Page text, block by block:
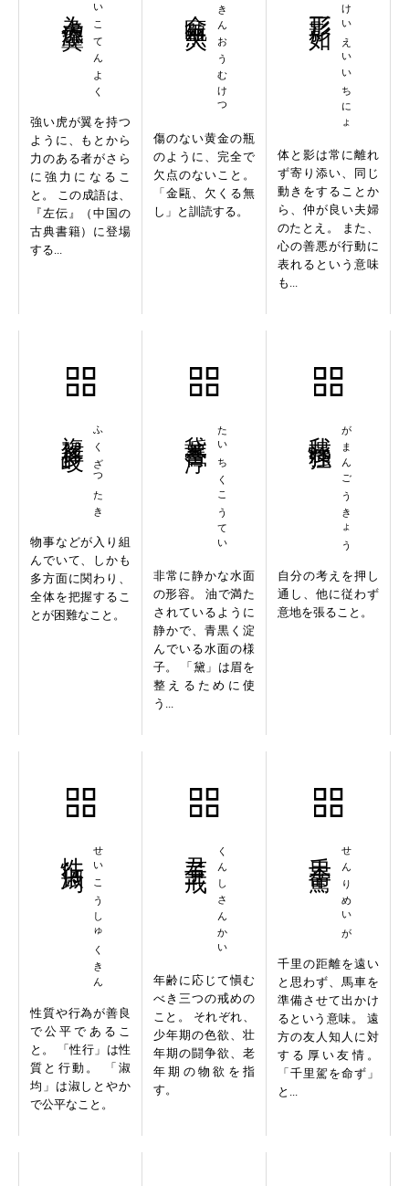
いこてんよく
強い虎が翼を持つ
ように、もとから
力のある者がさら
に強力になるこ
と。 この成語は、
『左伝』（中国の
古典書籍）に登場
する...
きんおうむけつ
傷のない黄金の瓶
のように、完全で
欠点のないこと。
「金甌、欠くる無
し」と訓読する。
けいえいいちにょ
体と影は常に離れ
ず寄り添い、同じ
動きをすることか
ら、仲が良い夫婦
のたとえ。 また、
心の善悪が行動に
表れるという意味
も...
ふくざつたき
物事などが入り組
んでいて、しかも
多方面に関わり、
全体を把握するこ
とが困難なこと。
たいちくこうてい
非常に静かな水面
の形容。 油で満た
されているように
静かで、青黒く淀
んでいる水面の様
子。 「黛」は眉を
整えるために使
う...
がまんごうきょう
自分の考えを押し
通し、他に従わず
意地を張ること。
せいこうしゅくきん
性質や行為が善良
で公平であるこ
と。 「性行」は性
質と行動。 「淑
均」は淑しとやか
で公平なこと。
くんしさんかい
年齢に応じて愼む
べき三つの戒めの
こと。 それぞれ、
少年期の色欲、壮
年期の闘争欲、老
年期の物欲を指
す。
せんりめいが
千里の距離を遠い
と思わず、馬車を
準備させて出かけ
るという意味。 遠
方の友人知人に対
する厚い友情。
「千里駕を命ず」
と...